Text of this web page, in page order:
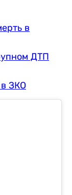
в
ДТП
ЗКО